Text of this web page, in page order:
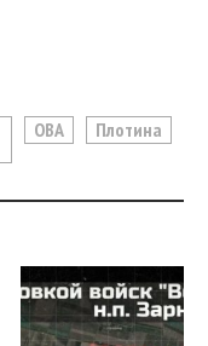
ОВА Плотина